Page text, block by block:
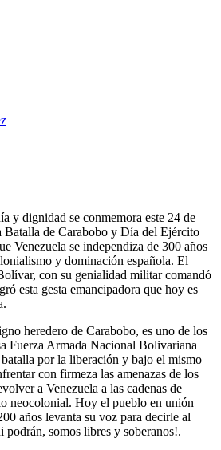
y dignidad se conmemora este 24 de
de Carabobo y Día del Ejército
Venezuela se independiza de 300 años
y dominación española. El
con su genialidad militar comandó
esta gesta emancipadora que hoy es
heredero de Carabobo, es uno de los
Fuerza Armada Nacional Bolivariana
por la liberación y bajo el mismo
con firmeza las amenazas de los
a Venezuela a las cadenas de
neocolonial. Hoy el pueblo en unión
años levanta su voz para decirle al
somos libres y soberanos!.